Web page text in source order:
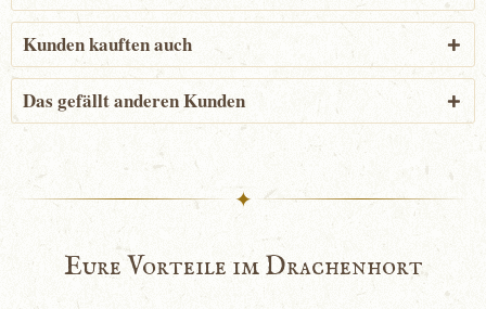
Kunden kauften auch
Das gefällt anderen Kunden
✦
Eure Vorteile im Drachenhort